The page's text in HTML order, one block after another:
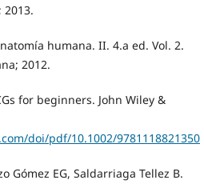
humana. II. 4.a ed. Vol. 2.
2012.
for beginners. John Wiley &
doi/pdf/10.1002/9781118821350
Gómez EG, Saldarriaga Tellez B.